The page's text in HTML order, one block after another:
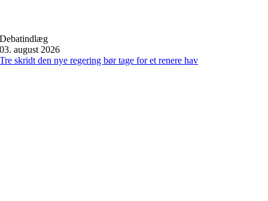
Debatindlæg
03. august 2026
Tre skridt den nye regering bør tage for et renere hav